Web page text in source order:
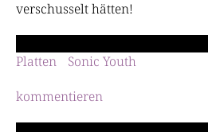
verschusselt hätten!
Platten Sonic Youth
kommentieren